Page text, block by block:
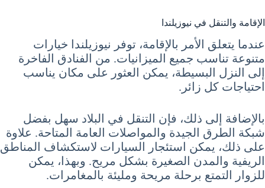
الإقامة والتنقل في نيوزيلندا
عندما يتعلق الأمر بالإقامة، توفر نيوزيلندا خيارات
متنوعة تناسب جميع الميزانيات. من الفنادق الفاخرة
إلى النزل البسيطة، يمكن العثور على مكان يناسب
احتياجات كل زائر.
بالإضافة إلى ذلك، فإن التنقل في البلاد سهل بفضل
شبكة الطرق الجيدة والمواصلات العامة المتاحة. علاوة
على ذلك، يمكن استئجار السيارات لاستكشاف المناطق
الريفية والمدن الصغيرة بشكل مريح. وبهذا، يمكن
للزوار التمتع برحلة مريحة ومليئة بالمغامرات.